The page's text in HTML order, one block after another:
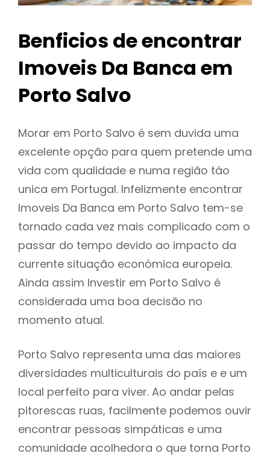
Benficios de encontrar
Imoveis Da Banca em
Porto Salvo
Morar em Porto Salvo é sem duvida uma
excelente opção para quem pretende uma
vida com qualidade e numa região táo
unica em Portugal. Infelizmente encontrar
Imoveis Da Banca em Porto Salvo tem-se
tornado cada vez mais complicado com o
passar do tempo devido ao impacto da
currente situação económica europeia.
Ainda assim Investir em Porto Salvo é
considerada uma boa decisão no
momento atual.
Porto Salvo representa uma das maiores
diversidades multiculturais do país e e um
local perfeito para viver. Ao andar pelas
pitorescas ruas, facilmente podemos ouvir
encontrar pessoas simpáticas e uma
comunidade acolhedora o que torna Porto